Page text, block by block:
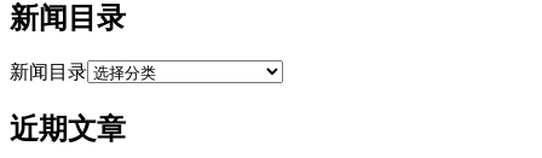
新闻目录
新闻目录
近期文章